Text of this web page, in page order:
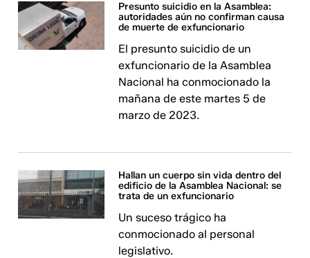
Presunto suicidio en la Asamblea:
autoridades aún no confirman causa
de muerte de exfuncionario
El presunto suicidio de un
exfuncionario de la Asamblea
Nacional ha conmocionado la
mañana de este martes 5 de
marzo de 2023.
Hallan un cuerpo sin vida dentro del
edificio de la Asamblea Nacional: se
trata de un exfuncionario
Un suceso trágico ha
conmocionado al personal
legislativo.